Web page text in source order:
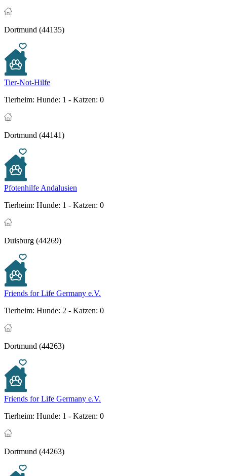
Dortmund (44135)
Tier-Not-Hilfe
Tierheim: Hunde: 1 - Katzen: 0
Dortmund (44141)
Pfotenhilfe Andalusien
Tierheim: Hunde: 1 - Katzen: 0
Duisburg (44269)
Friends for Life Germany e.V.
Tierheim: Hunde: 2 - Katzen: 0
Dortmund (44263)
Friends for Life Germany e.V.
Tierheim: Hunde: 1 - Katzen: 0
Dortmund (44263)